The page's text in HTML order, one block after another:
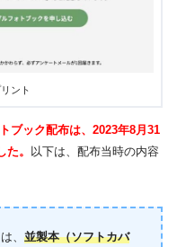
ント
ブック配布は、2023年8月31
。
以下は、配布当時の内容
、 並製本（ソフトカバ